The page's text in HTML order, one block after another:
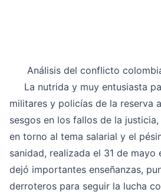
Análisis del conflicto
La nutrida y muy entusiasta
militares y policías de la reserva
sesgos en los fallos de la
en torno al tema salarial y el
sanidad, realizada el 31 de mayo
dejó importantes enseñanzas,
derroteros para seguir la lucha